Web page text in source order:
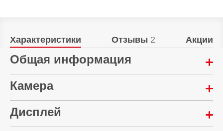
Характеристики Отзывы 2 Акции
Общая информация
Год выпуска:
eSim:
Да
Камера
Мультикамера:
200 Мп + 50 Мп + 50 Мп
Дисплей